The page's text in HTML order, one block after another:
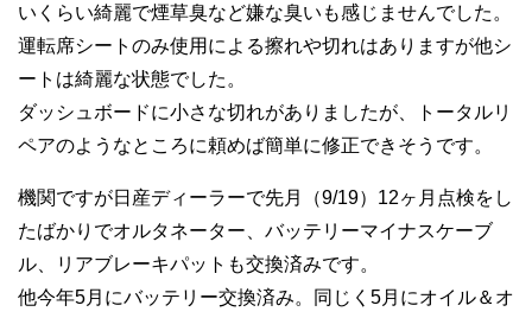
いくらい綺麗で煙草臭など嫌な臭いも感じませんでした。
運転席シートのみ使用による擦れや切れはありますが他シ
ートは綺麗な状態でした。
ダッシュボードに小さな切れがありましたが、トータルリ
ペアのようなところに頼めば簡単に修正できそうです。
機関ですが日産ディーラーで先月（9/19）12ヶ月点検をし
たばかりでオルタネーター、バッテリーマイナスケーブ
ル、リアブレーキパットも交換済みです。
他今年5月にバッテリー交換済み。同じく5月にオイル＆オ